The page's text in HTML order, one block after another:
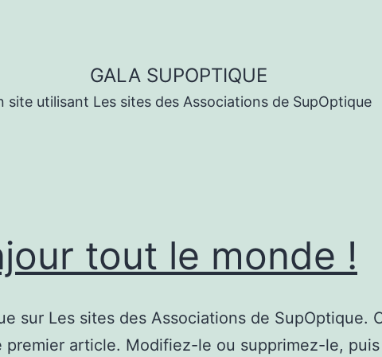
GALA SUPOPTIQUE
site utilisant Les sites des Associations de SupOptique
tout le monde !
sur Les sites des Associations de SupOptique.
premier article. Modifiez-le ou supprimez-le, puis